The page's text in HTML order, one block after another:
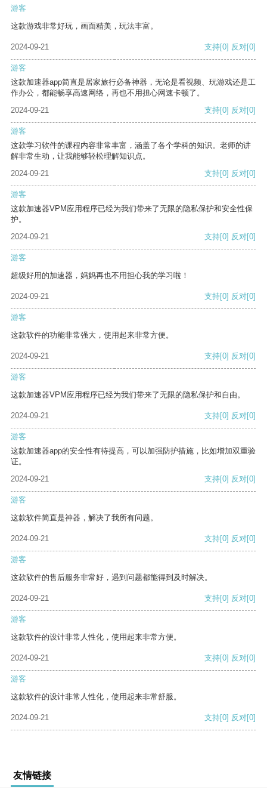
游客
这款游戏非常好玩，画面精美，玩法丰富。
2024-09-21 支持[0] 反对[0]
游客
这款加速器app简直是居家旅行必备神器，无论是看视频、玩游戏还是工
作办公，都能畅享高速网络，再也不用担心网速卡顿了。
2024-09-21
支持[0] 反对[0]
游客
这款学习软件的课程内容非常丰富，涵盖了各个学科的知识。老师的讲
解非常生动，让我能够轻松理解知识点。
2024-09-21
支持[0] 反对[0]
游客
这款加速器VPM应用程序已经为我们带来了无限的隐私保护和安全性保
护。
2024-09-21
支持[0] 反对[0]
游客
超级好用的加速器，妈妈再也不用担心我的学习啦！
2024-09-21 支持[0] 反对[0]
游客
这款软件的功能非常强大，使用起来非常方便。
2024-09-21 支持[0] 反对[0]
游客
这款加速器VPM应用程序已经为我们带来了无限的隐私保护和自由。
2024-09-21 支持[0] 反对[0]
游客
这款加速器app的安全性有待提高，可以加强防护措施，比如增加双重验
证。
2024-09-21
支持[0] 反对[0]
游客
这款软件简直是神器，解决了我所有问题。
2024-09-21 支持[0] 反对[0]
游客
这款软件的售后服务非常好，遇到问题都能得到及时解决。
2024-09-21 支持[0] 反对[0]
游客
这款软件的设计非常人性化，使用起来非常方便。
2024-09-21 支持[0] 反对[0]
游客
这款软件的设计非常人性化，使用起来非常舒服。
2024-09-21 支持[0] 反对[0]
友情链接